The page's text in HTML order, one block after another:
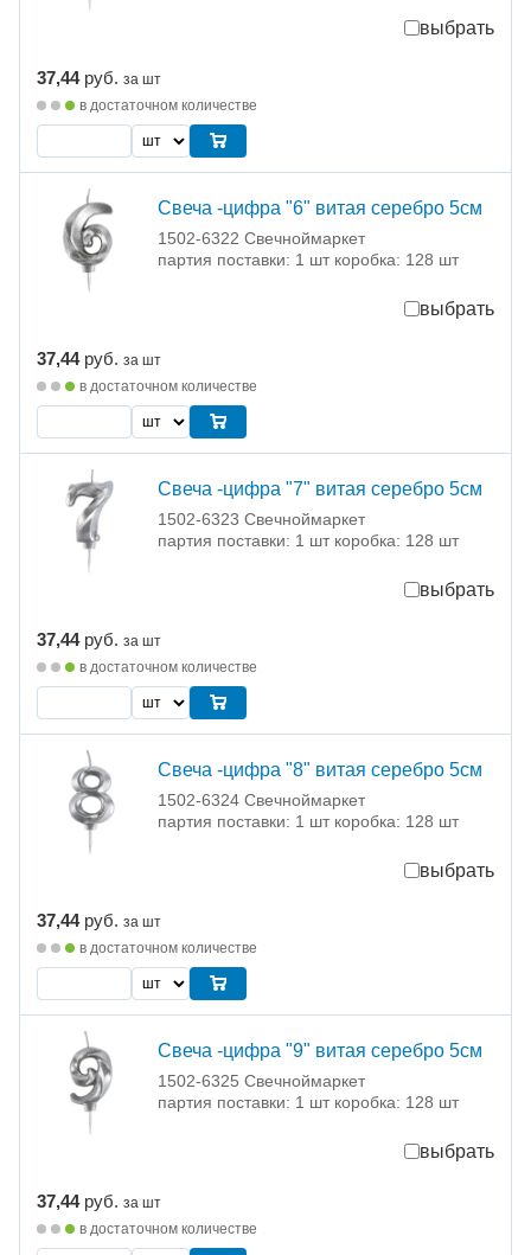
выбрать
37,44 руб. за шт
в достаточном количестве
Свеча -цифра "6" витая серебро 5см
1502-6322 Свечноймаркет
партия поставки: 1 шт коробка: 128 шт
выбрать
37,44 руб. за шт
в достаточном количестве
Свеча -цифра "7" витая серебро 5см
1502-6323 Свечноймаркет
партия поставки: 1 шт коробка: 128 шт
выбрать
37,44 руб. за шт
в достаточном количестве
Свеча -цифра "8" витая серебро 5см
1502-6324 Свечноймаркет
партия поставки: 1 шт коробка: 128 шт
выбрать
37,44 руб. за шт
в достаточном количестве
Свеча -цифра "9" витая серебро 5см
1502-6325 Свечноймаркет
партия поставки: 1 шт коробка: 128 шт
выбрать
37,44 руб. за шт
в достаточном количестве